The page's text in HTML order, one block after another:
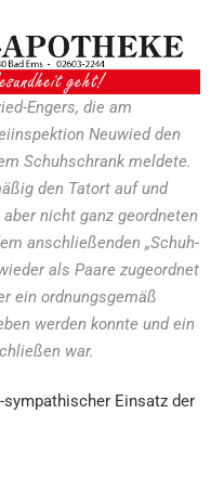
Engers, die am
Neuwied den
Schuhschrank meldete.
den Tatort auf und
nicht ganz geordneten
anschließenden „Schuh-
als Paare zugeordnet
ein ordnungsgemäß
werden konnte und ein
war.
Einsatz der